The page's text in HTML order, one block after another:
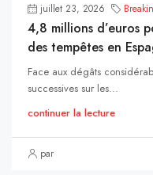
juillet 23, 2026
4,8 millions d’euros
des tempêtes en
Face aux dégâts
successives sur les...
continuer la lecture
par